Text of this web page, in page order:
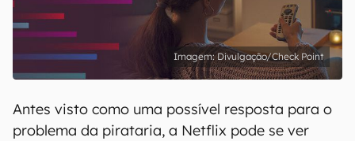
Divulgação/Check Point
Antes visto como uma possível resposta para o
problema da pirataria, a Netflix pode se ver